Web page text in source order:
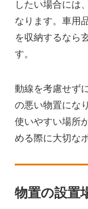
したい場合には
なります。車用
を収納するなら
す。
動線を考慮せず
の悪い物置にな
使いやすい場所
める際に大切な
物置の設置